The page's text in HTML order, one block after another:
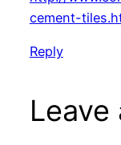
cement-
Reply
Leave